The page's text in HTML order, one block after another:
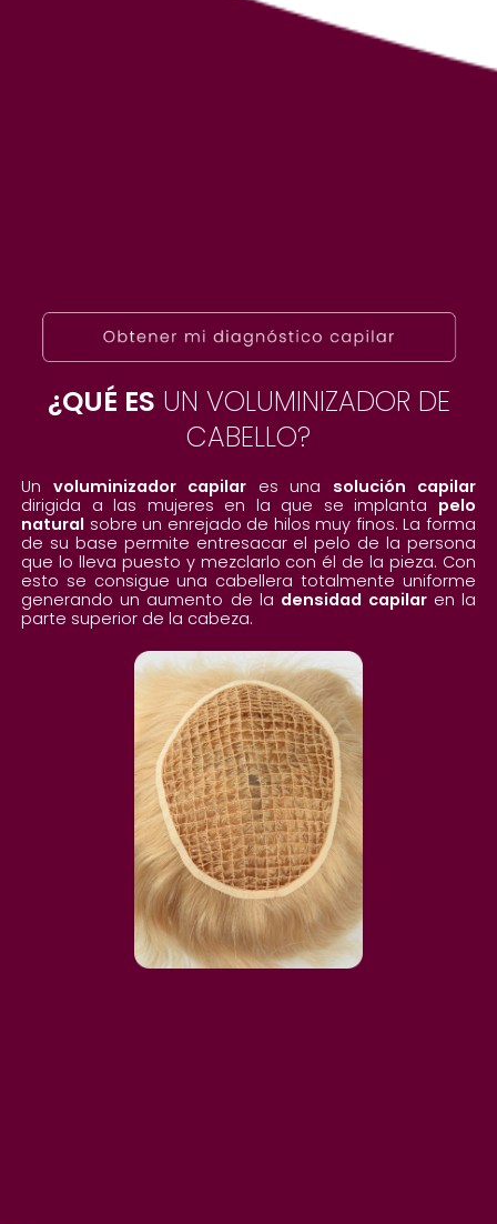
¿QUÉ ES UN VOLUMINIZADOR DE
CABELLO?
Un voluminizador capilares una solución capilar
dirigida a las mujeres en la que se implanta pelo
natural sobre un enrejado de hilos muy finos. La forma
de su base permite entresacar el pelo de la persona
que lo lleva puesto y mezclarlo con él de la pieza. Con
esto se consigue una cabellera totalmente uniforme
generando un aumento de la densidad capilaren la
parte superior de la cabeza.